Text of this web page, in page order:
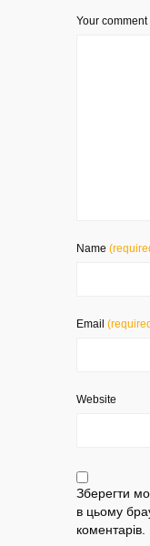
Your comment
Name
Email
Website
Зберегти
в цьому
коментарів.